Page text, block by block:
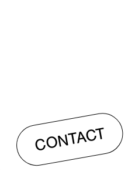
CONTACT